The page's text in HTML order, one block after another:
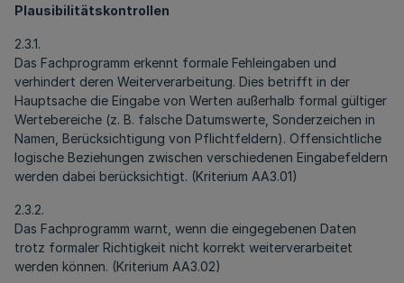
Plausibilitätskontrollen
2.3.1.
Das Fachprogramm erkennt formale Fehleingaben und
verhindert deren Weiterverarbeitung. Dies betrifft in der
Hauptsache die Eingabe von Werten außerhalb formal gültiger
Wertebereiche (z. B. falsche Datumswerte, Sonderzeichen in
Namen, Berücksichtigung von Pflichtfeldern). Offensichtliche
logische Beziehungen zwischen verschiedenen Eingabefeldern
werden dabei berücksichtigt. (Kriterium AA3.01)
2.3.2.
Das Fachprogramm warnt, wenn die eingegebenen Daten
trotz formaler Richtigkeit nicht korrekt weiterverarbeitet
werden können. (Kriterium AA3.02)